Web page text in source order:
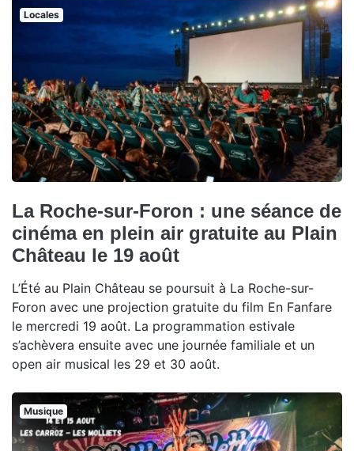
Locales
La Roche-sur-Foron : une séance de
cinéma en plein air gratuite au Plain
Château le 19 août
L’Été au Plain Château se poursuit à La Roche-sur-
Foron avec une projection gratuite du film En Fanfare
le mercredi 19 août. La programmation estivale
s’achèvera ensuite avec une journée familiale et un
open air musical les 29 et 30 août.
Musique